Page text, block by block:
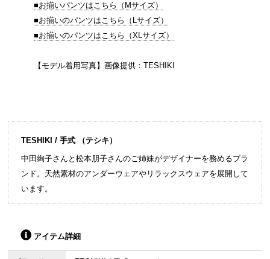
■お揃いパンツはこちら（Mサイズ）
■お揃いのパンツはこちら（Lサイズ）
■お揃いのパンツはこちら（XLサイズ）
【モデル着用写真】画像提供：TESHIKI
TESHIKI / 手式 （テシキ）
中田絢子さんと松本朋子さんのご姉妹がデザイナーを務めるブラ
ンド。天然素材のアンダーウェアやリラックスウェアを展開して
います。
アイテム詳細